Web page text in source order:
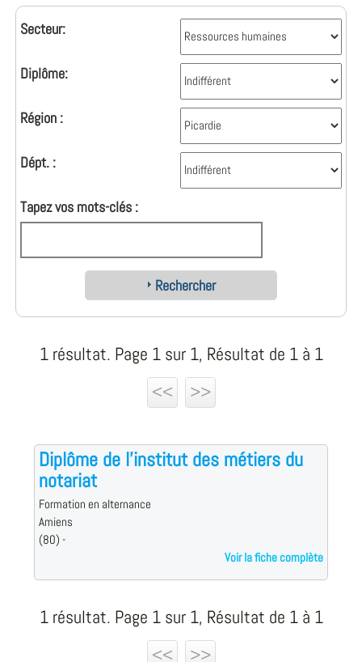
Secteur:
Diplôme:
Région :
Dépt. :
Tapez vos mots-clés :
Rechercher
1 résultat. Page 1 sur 1, Résultat de 1 à 1
<<
>>
Diplôme de l'institut des métiers du
notariat
Formation en alternance
Amiens
(80) -
Voir la fiche complète
1 résultat. Page 1 sur 1, Résultat de 1 à 1
<<
>>